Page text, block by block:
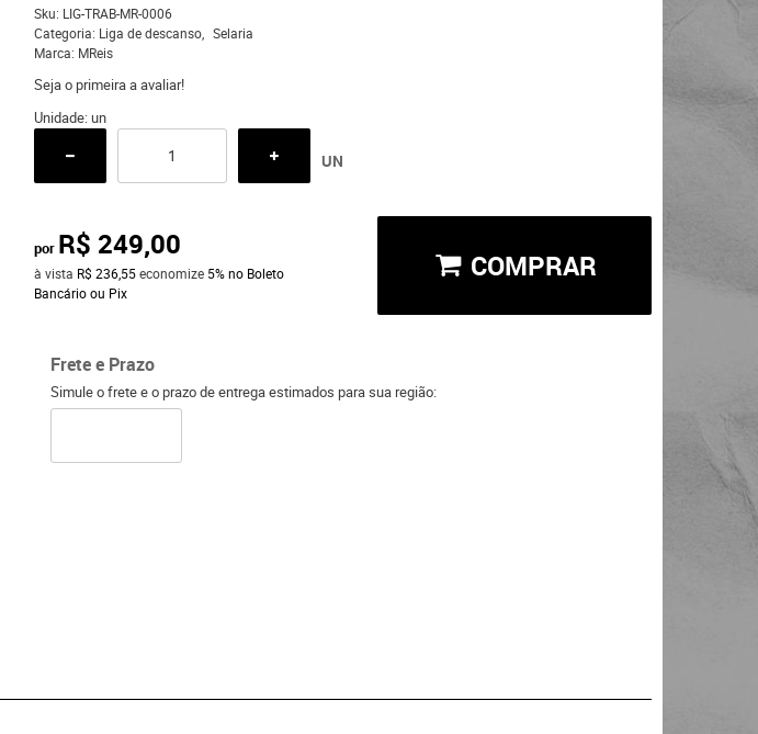
Sku: LIG-TRAB-MR-0006
Categoria: Liga de descanso
Selaria
Marca: MReis
Seja o primeira a avaliar!
Unidade: un
UN
por R$ 249,00
à vista R$ 236,55economize 5% no Boleto
Bancário ou Pix
COMPRAR
Frete e Prazo
Simule o frete e o prazo de entrega estimados para sua região: